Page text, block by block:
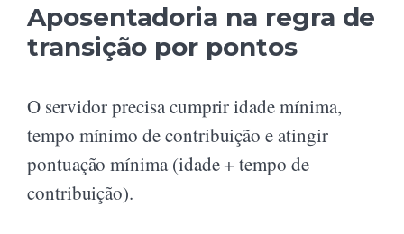
Aposentadoria na regra de
transição por pontos
O servidor precisa cumprir idade mínima,
tempo mínimo de contribuição e atingir
pontuação mínima (idade + tempo de
contribuição).